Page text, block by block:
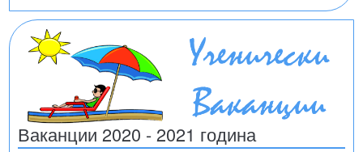
Ваканции 2020 - 2021 година